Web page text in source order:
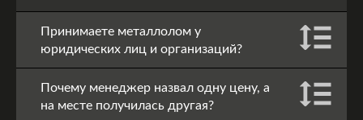
Принимаете металлолом у
юридических лиц и организаций?
Почему менеджер назвал одну цену, а
на месте получилась другая?